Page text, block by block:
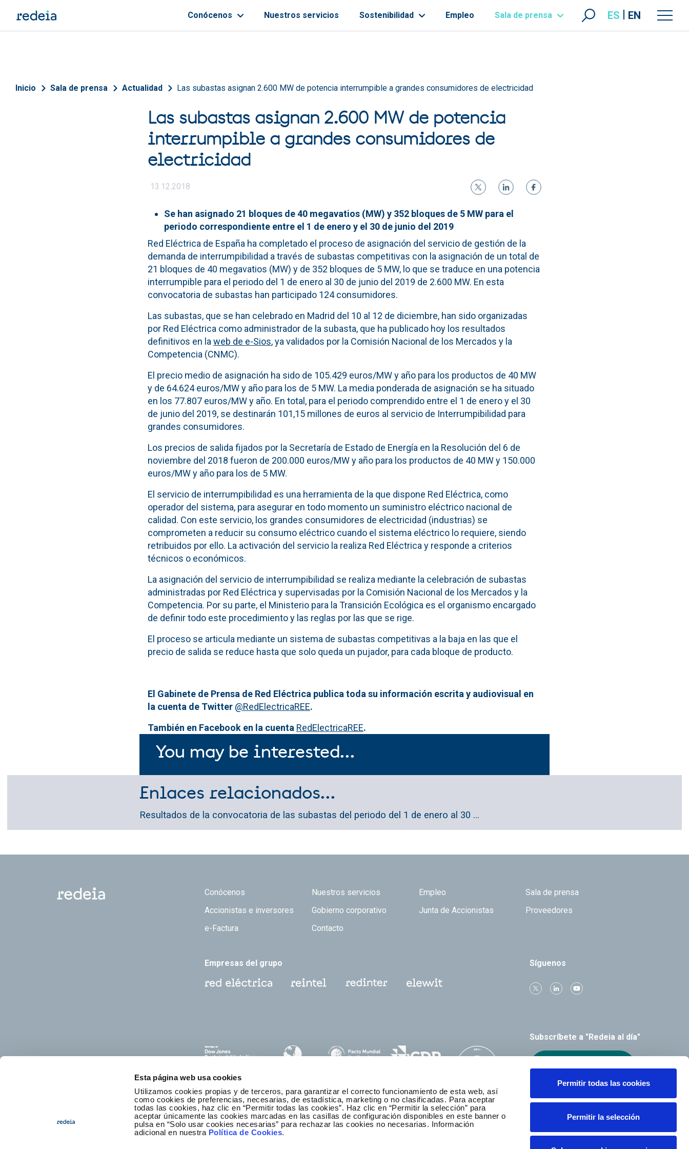
Esta página web usa cookies
Utilizamos cookies propias y de terceros, para garantizar el correcto funcionamiento de esta web, así
como cookies de preferencias, necesarias, de estadística, marketing o no clasificadas. Para aceptar
todas las cookies, haz clic en “Permitir todas las cookies”. Haz clic en “Permitir la selección” para
aceptar únicamente las cookies marcadas en las casillas de configuración disponibles en este banner o
pulsa en “Solo usar cookies necesarias” para rechazar las cookies no necesarias. Información
adicional en nuestra Política de Cookies.
Permitir todas las cookies
Permitir la selección
Conócenos Nuestros servicios Sostenibilidad Empleo Sala de prensa ES EN
Sobrescribir enlaces de ayuda a la navegación
Inicio Sala de prensa Actualidad Las subastas asignan 2.600 MW de potencia interrumpible a grandes consumidores de electricidad
Las subastas asignan 2.600 MW de potencia
interrumpible a grandes consumidores de
electricidad
13.12.2018
Se han asignado 21 bloques de 40 megavatios (MW) y 352 bloques de 5 MW para el
periodo correspondiente entre el 1 de enero y el 30 de junio del 2019
Red Eléctrica de España ha completado el proceso de asignación del servicio de gestión de la
demanda de interrumpibilidad a través de subastas competitivas con la asignación de un total de
21 bloques de 40 megavatios (MW) y de 352 bloques de 5 MW, lo que se traduce en una potencia
interrumpible para el periodo del 1 de enero al 30 de junio del 2019 de 2.600 MW. En esta
convocatoria de subastas han participado 124 consumidores.
Las subastas, que se han celebrado en Madrid del 10 al 12 de diciembre, han sido organizadas
por Red Eléctrica como administrador de la subasta, que ha publicado hoy los resultados
definitivos en la web de e-Sios, ya validados por la Comisión Nacional de los Mercados y la
Competencia (CNMC).
El precio medio de asignación ha sido de 105.429 euros/MW y año para los productos de 40 MW
y de 64.624 euros/MW y año para los de 5 MW. La media ponderada de asignación se ha situado
en los 77.807 euros/MW y año. En total, para el periodo comprendido entre el 1 de enero y el 30
de junio del 2019, se destinarán 101,15 millones de euros al servicio de Interrumpibilidad para
grandes consumidores.
Los precios de salida fijados por la Secretaría de Estado de Energía en la Resolución del 6 de
noviembre del 2018 fueron de 200.000 euros/MW y año para los productos de 40 MW y 150.000
euros/MW y año para los de 5 MW.
El servicio de interrumpibilidad es una herramienta de la que dispone Red Eléctrica, como
operador del sistema, para asegurar en todo momento un suministro eléctrico nacional de
calidad. Con este servicio, los grandes consumidores de electricidad (industrias) se
comprometen a reducir su consumo eléctrico cuando el sistema eléctrico lo requiere, siendo
retribuidos por ello. La activación del servicio la realiza Red Eléctrica y responde a criterios
técnicos o económicos.
La asignación del servicio de interrumpibilidad se realiza mediante la celebración de subastas
administradas por Red Eléctrica y supervisadas por la Comisión Nacional de los Mercados y la
Competencia. Por su parte, el Ministerio para la Transición Ecológica es el organismo encargado
de definir todo este procedimiento y las reglas por las que se rige.
El proceso se articula mediante un sistema de subastas competitivas a la baja en las que el
precio de salida se reduce hasta que solo queda un pujador, para cada bloque de producto.
El Gabinete de Prensa de Red Eléctrica publica toda su información escrita y audiovisual en
la cuenta de Twitter @RedElectricaREE.
También en Facebook en la cuenta RedElectricaREE.
You may be interested...
Enlaces relacionados...
Resultados de la convocatoria de las subastas del periodo del 1 de enero al 30 …
Footer TOP
Conócenos Nuestros servicios Empleo
Sala de prensa
Accionistas e inversores
Gobierno corporativo Junta de Accionistas
Proveedores
e-Factura
Contacto
Empresas del grupo Síguenos
Subscríbete a "Redeia al día"
Recibe el boletín
Canal ético y de cumplimiento